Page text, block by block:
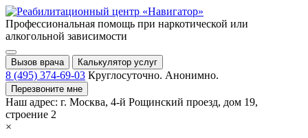
Профессиональная помощь при наркотической или
алкогольной зависимости
Вызов врача Калькулятор услуг
8 (495) 374-69-03 Круглосуточно. Анонимно.
Перезвоните мне
Наш адрес: г. Москва, 4-й Рощинский проезд, дом 19,
строение 2
×